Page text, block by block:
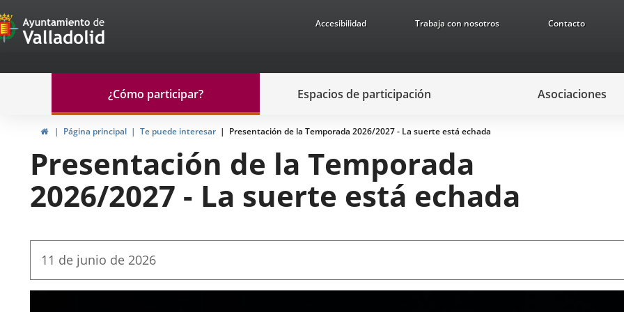
Portal
de
Participación
Accesibilidad Trabaja con nosotros Contacto
navegación
Participación
¿Cómo participar? Espacios de participación Asociaciones
InicioPágina principal Te puede interesar Presentación de la Temporada 2026/2027 - La suerte está echada
Presentación de la Temporada
2026/2027 - La suerte está echada
Fecha
la
11 de junio de 2026